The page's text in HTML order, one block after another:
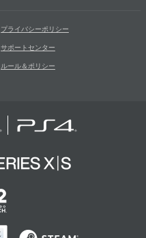
プライバシーポリシー
サポートセンター
ルール＆ポリシー